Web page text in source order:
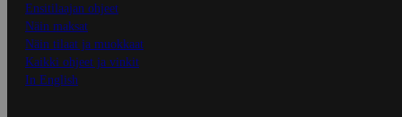
Ensitilaajan ohjeet
Näin maksat
Näin tilaat ja muokkaat
Kaikki ohjeet ja vinkit
In English